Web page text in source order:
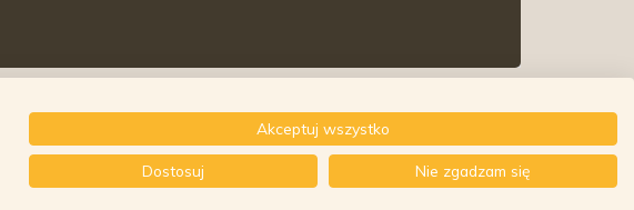
Akceptuj wszystko
Dostosuj Nie zgadzam się